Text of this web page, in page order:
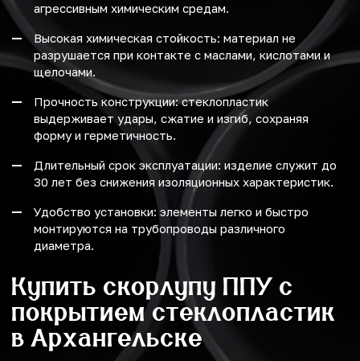
агрессивным химическим средам.
Высокая химическая стойкость: материал не
разрушается при контакте с маслами, кислотами и
щелочами.
Прочность конструкции: стеклопластик
выдерживает удары, сжатие и изгиб, сохраняя
форму и герметичность.
Длительный срок эксплуатации: изделие служит до
30 лет без снижения изоляционных характеристик.
Удобство установки: элементы легко и быстро
монтируются на трубопроводы различного
диаметра.
Купить скорлупу ППУ с
покрытием стеклопластик
в Архангельске